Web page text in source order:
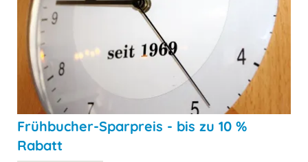
Frühbucher-Sparpreis - bis zu 10 %
Rabatt